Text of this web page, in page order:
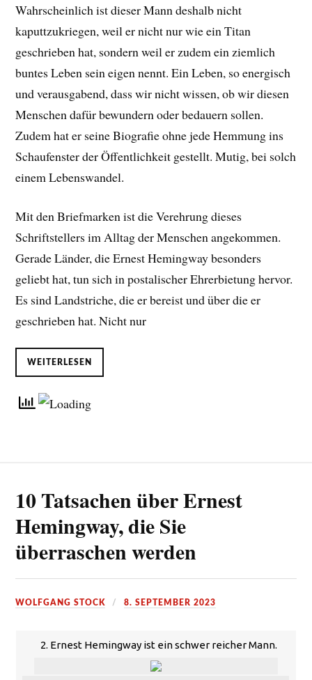
Wahrscheinlich ist dieser Mann deshalb nicht
kaputtzukriegen, weil er nicht nur wie ein Titan
geschrieben hat, sondern weil er zudem ein ziemlich
buntes Leben sein eigen nennt. Ein Leben, so energisch
und verausgabend, dass wir nicht wissen, ob wir diesen
Menschen dafür bewundern oder bedauern sollen.
Zudem hat er seine Biografie ohne jede Hemmung ins
Schaufenster der Öffentlichkeit gestellt. Mutig, bei solch
einem Lebenswandel.
Mit den Briefmarken ist die Verehrung dieses
Schriftstellers im Alltag der Menschen angekommen.
Gerade Länder, die Ernest Hemingway besonders
geliebt hat, tun sich in postalischer Ehrerbietung hervor.
Es sind Landstriche, die er bereist und über die er
geschrieben hat. Nicht nur
WEITERLESEN
10 Tatsachen über Ernest
Hemingway, die Sie
überraschen werden
WOLFGANG STOCK 8. SEPTEMBER 2023
2. Ernest Hemingway ist ein schwer reicher Mann.